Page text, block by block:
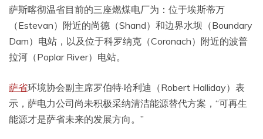
萨斯喀彻温省目前的三座燃煤电厂为：位于埃斯蒂万
（Estevan）附近的尚德（Shand）和边界水坝（Boundary
Dam）电站，以及位于科罗纳克（Coronach）附近的波普
拉河（Poplar River）电站。
萨省环境协会副主席罗伯特·哈利迪（Robert Halliday）表
示，萨电力公司尚未积极采纳清洁能源替代方案，“可再生
能源才是萨省未来的发展方向。”